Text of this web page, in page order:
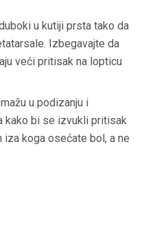
u kutiji prsta tako da
Izbegavajte da
veći pritisak na lopticu
u podizanju i
kako bi se izvukli pritisak
iza koga osećate bol, a ne